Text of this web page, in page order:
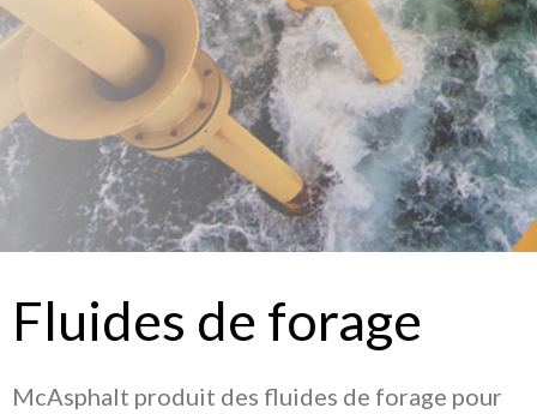
Fluides de forage
McAsphalt produit des fluides de forage pour